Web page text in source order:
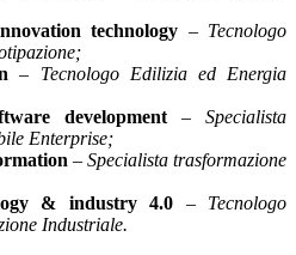
technology – Tecnologo
– Tecnologo Edilizia ed Energia
development – Specialista
Enterprise;
– Specialista trasformazione
& industry 4.0 – Tecnologo
Industriale.